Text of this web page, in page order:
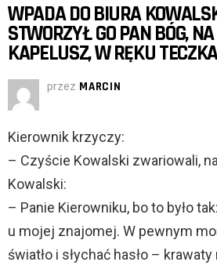
WPADA DO BIURA
STWORZYŁ GO PAN BÓG,
KAPELUSZ, W RĘKU
przez MARCIN
Kierownik krzyczy:
– Czyście Kowalski zwariowali,
Kowalski:
– Panie Kierowniku, bo to było
u mojej znajomej. W pewnym
światło i słychać hasło –